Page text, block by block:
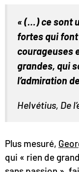
« (…) ce sont
fortes qui
courageuses
grandes, qui
l’admiration
Helvétius, De
Plus mesuré,
qui « rien de